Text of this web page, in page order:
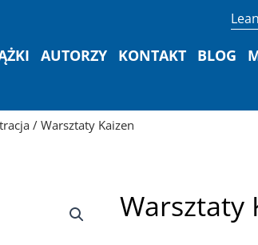
AUTORZY KONTAKT BLOG
/ Warsztaty Kaizen
Warsztaty